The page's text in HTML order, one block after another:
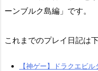
ーンブルク島編」です。
これまでのプレイ日記は
【神ゲー】ドラクエビ